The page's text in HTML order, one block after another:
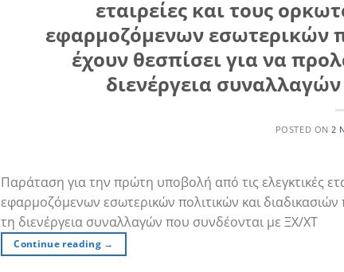
εταιρείες και τους
εφαρμοζόμενων εσωτερικών
έχουν θεσπίσει για να
διενέργεια
POSTED ON 2
Παράταση για την πρώτη υποβολή από τις ελεγκτικές
εφαρμοζόμενων εσωτερικών πολιτικών και
τη διενέργεια συναλλαγών που συνδέονται με ΞΧ/ΧΤ
Continue reading →